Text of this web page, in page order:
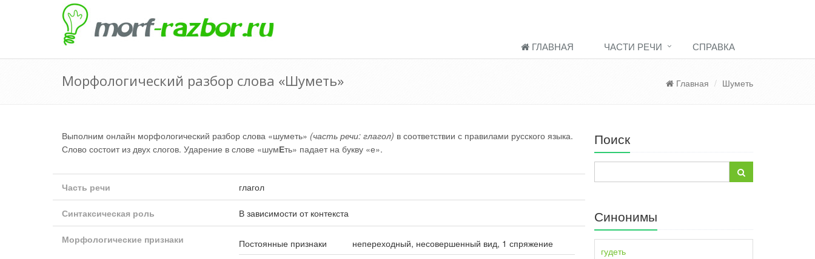
ГЛАВНАЯ ЧАСТИ РЕЧИ СПРАВКА
Морфологический разбор слова «Шуметь» Главная Шуметь
Выполним онлайн морфологический разбор слова «шуметь» (часть речи: глагол) в соответствии с правилами русского языка.
Слово состоит из двух слогов. Ударение в слове «шумЕть» падает на букву «е».
Часть речи глагол
Синтаксическая роль В зависимости от контекста
Морфологические признаки Постоянные признаки
непереходный, несовершенный вид, 1 спряжение
Поиск
Синонимы
гудеть